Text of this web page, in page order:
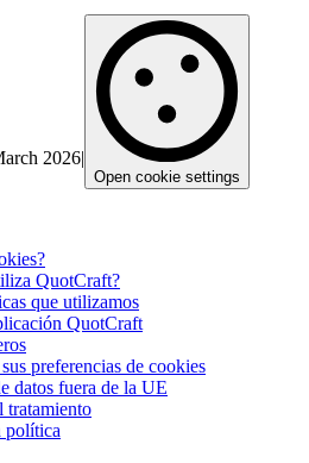
2026|
Open cookie settings
QuotCraft?
que utilizamos
QuotCraft
preferencias de cookies
datos fuera de la UE
tratamiento
política